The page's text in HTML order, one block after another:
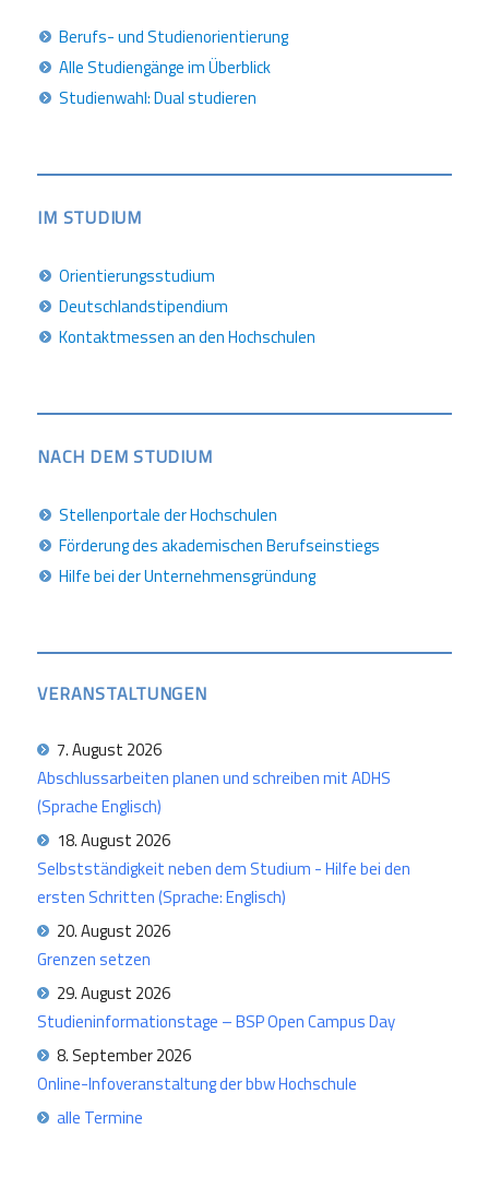
Berufs- und Studienorientierung
Alle Studiengänge im Überblick
Studienwahl: Dual studieren
IM STUDIUM
Orientierungsstudium
Deutschlandstipendium
Kontaktmessen an den Hochschulen
NACH DEM STUDIUM
Stellenportale der Hochschulen
Förderung des akademischen Berufseinstiegs
Hilfe bei der Unternehmensgründung
VERANSTALTUNGEN
7. August 2026
Abschlussarbeiten planen und schreiben mit ADHS
(Sprache Englisch)
18. August 2026
Selbstständigkeit neben dem Studium - Hilfe bei den
ersten Schritten (Sprache: Englisch)
20. August 2026
Grenzen setzen
29. August 2026
Studieninformationstage – BSP Open Campus Day
8. September 2026
Online-Infoveranstaltung der bbw Hochschule
alle Termine